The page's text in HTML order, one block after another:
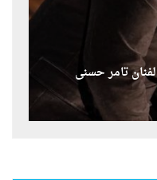
تامر حسنى